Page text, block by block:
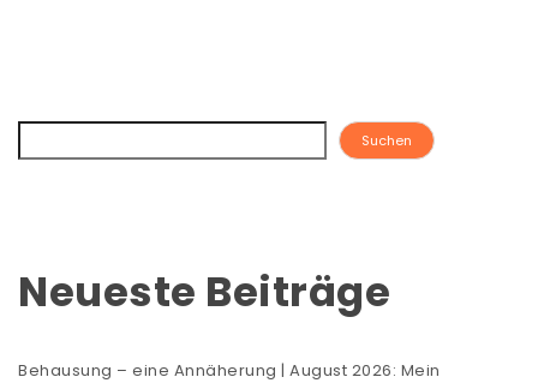
Suchen
Neueste Beiträge
Behausung – eine Annäherung | August 2026: Mein